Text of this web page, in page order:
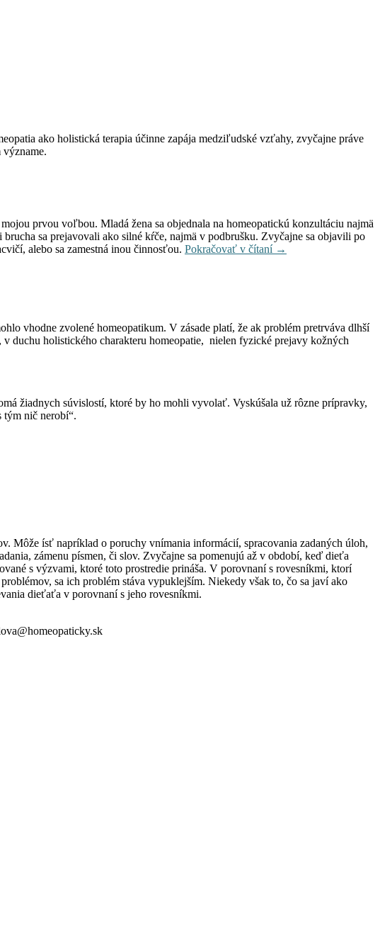
ako holistická terapia účinne zapája medziľudské vzťahy, zvyčajne práve
prvou voľbou. Mladá žena sa objednala na homeopatickú konzultáciu najmä
sa prejavovali ako silné kŕče, najmä v podbrušku. Zvyčajne sa objavili po
alebo sa zamestná inou činnosťou. Pokračovať v čítaní →
vhodne zvolené homeopatikum. V zásade platí, že ak problém pretrváva dlhší
duchu holistického charakteru homeopatie, nielen fyzické prejavy kožných
žiadnych súvislostí, ktoré by ho mohli vyvolať. Vyskúšala už rôzne prípravky,
tým nič nerobí“.
Môže ísť napríklad o poruchy vnímania informácií, spracovania zadaných úloh,
zámenu písmen, či slov. Zvyčajne sa pomenujú až v období, keď dieťa
s výzvami, ktoré toto prostredie prináša. V porovnaní s rovesníkmi, ktorí
sa ich problém stáva vypuklejším. Niekedy však to, čo sa javí ako
dieťaťa v porovnaní s jeho rovesníkmi.